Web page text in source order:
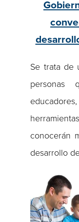
Se trata de
personas
conocerán
desarrollo